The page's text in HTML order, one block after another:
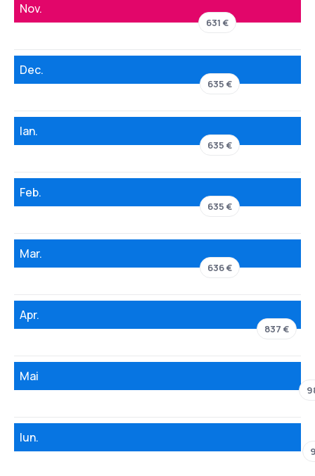
Nov.
631 €
Dec.
635 €
Ian.
635 €
Feb.
635 €
Mar.
636 €
Apr.
837 €
Mai
Iun.